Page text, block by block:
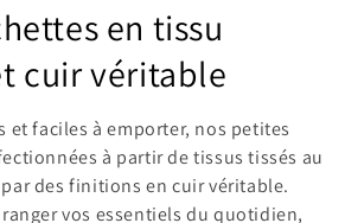
en tissu
cuir véritable
et faciles à emporter, nos petites
à partir de tissus tissés au
des finitions en cuir véritable.
vos essentiels du quotidien,